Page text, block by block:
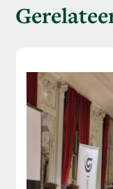
the
and
arrow
access